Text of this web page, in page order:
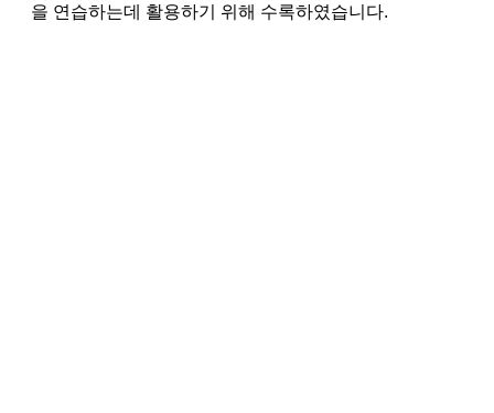
을 연습하는데 활용하기 위해 수록하였습니다.